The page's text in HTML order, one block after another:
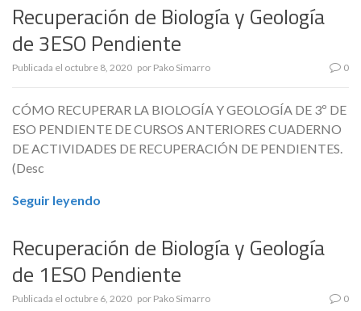
Recuperación de Biología y Geología
de 3ESO Pendiente
Publicada el octubre 8, 2020 por Pako Simarro 0
CÓMO RECUPERAR LA BIOLOGÍA Y GEOLOGÍA DE 3º DE
ESO PENDIENTE DE CURSOS ANTERIORES CUADERNO
DE ACTIVIDADES DE RECUPERACIÓN DE PENDIENTES.
(Desc
Seguir leyendo
Recuperación de Biología y Geología
de 1ESO Pendiente
Publicada el octubre 6, 2020 por Pako Simarro 0